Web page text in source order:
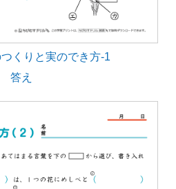
くりと実のでき方-1
答え